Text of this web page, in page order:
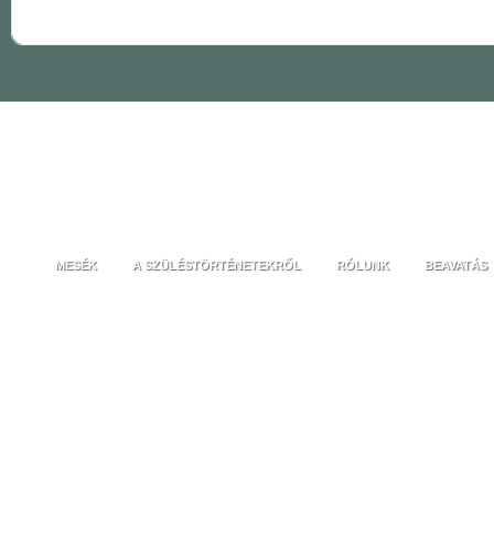
MESÉK A SZÜLÉSTÖRTÉNETEKRŐL RÓLUNK BEAVATÁS